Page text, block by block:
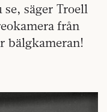
säger Troell
från
bälgkameran!